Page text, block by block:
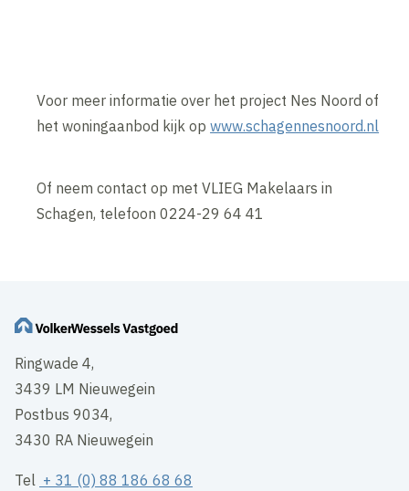
Voor meer informatie over het project Nes Noord of
het woningaanbod kijk opwww.schagennesnoord.nl
Of neem contact op met VLIEG Makelaars in
Schagen, telefoon 0224-29 64 41
Ringwade 4,
3439 LM Nieuwegein
Postbus 9034,
3430 RA Nieuwegein
Tel + 31 (0) 88 186 68 68